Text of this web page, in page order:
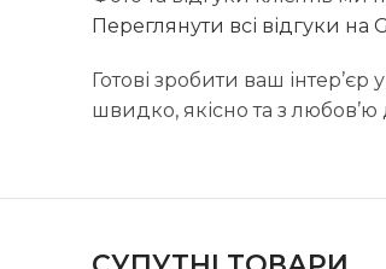
Переглянути всі відгуки на
Готові зробити ваш
швидко, якісно та з любов’ю